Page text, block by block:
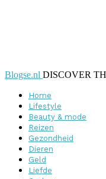
Blogse.nl DISCOVER
Home
Lifestyle
Beauty & mode
Reizen
Gezondheid
Dieren
Geld
Liefde